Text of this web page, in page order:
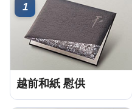
1
越前和紙 慰供